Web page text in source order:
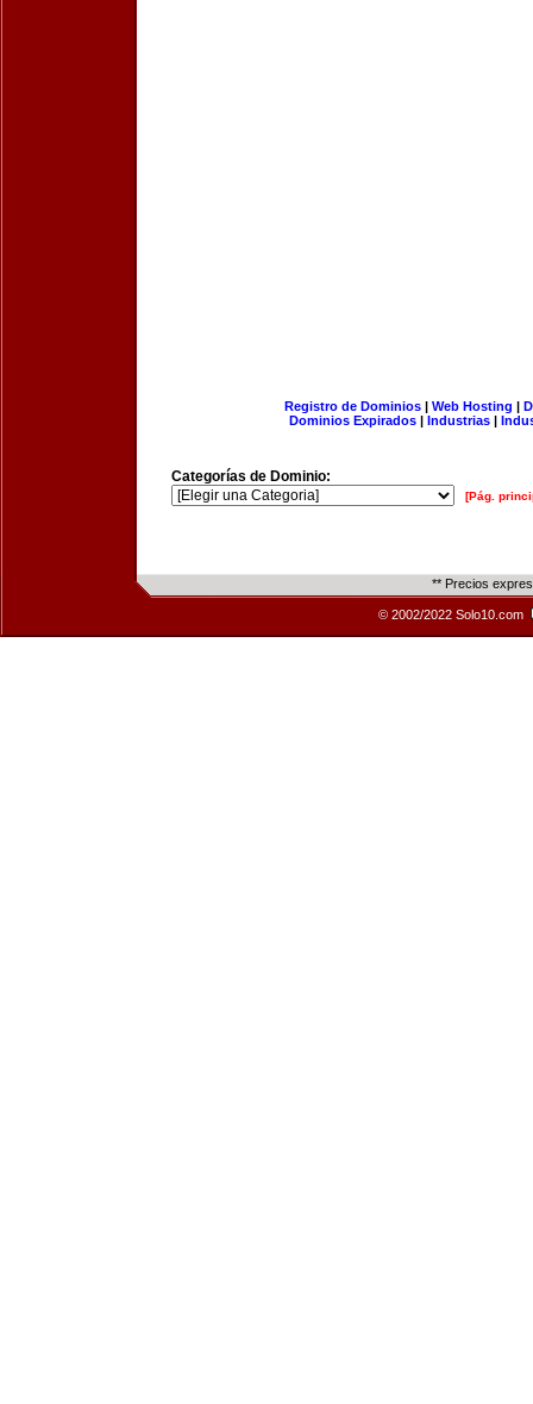
Registro de Dominios| Web Hosting |
Dominios Expirados | Industrias |
Categorías de Dominio:
[Pág.
** Precios
© 2002/2022 Solo10.com